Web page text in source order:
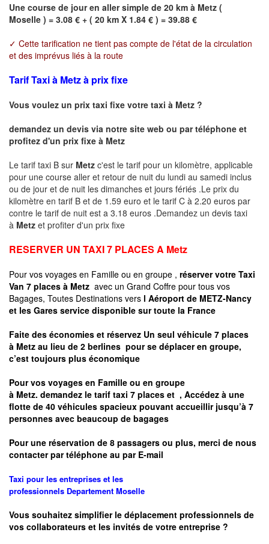
Une course de jour en aller simple de 20 km à Metz (
Moselle ) = 3.08 € + ( 20 km X 1.84 € ) = 39.88 €
✓ Cette tarification ne tient pas compte de l'état de la circulation
et des imprévus liés à la route
Tarif Taxi à Metz à prix fixe
Vous voulez un prix taxi fixe votre taxi à Metz ?
demandez un devis via notre site web ou par téléphone et
profitez d'un prix fixe à Metz
Le tarif taxi B sur Metz c'est le tarif pour un kilomètre, applicable
pour une course aller et retour de nuit du lundi au samedi inclus
ou de jour et de nuit les dimanches et jours fériés .Le prix du
kilomètre en tarif B et de 1.59 euro et le tarif C à 2.20 euros par
contre le tarif de nuit est a 3.18 euros .Demandez un devis taxi
à Metz et profiter d'un prix fixe
RESERVER UN TAXI 7 PLACES A Metz
Pour vos voyages en Famille ou en groupe , réserver votre Taxi
Van 7 places à Metz avec un Grand Coffre pour tous vos
Bagages, Toutes Destinations vers l Aéroport de METZ-Nancy
et les Gares service disponible sur toute la France
Faite des économies et réservez Un seul véhicule 7 places
à Metz au lieu de 2 berlines pour se déplacer en groupe,
c’est toujours plus économique
Pour vos voyages en Famille ou en groupe
à Metz. demandez le tarif taxi 7 places et , Accédez à une
flotte de 40 véhicules spacieux pouvant accueillir jusqu’à 7
personnes avec beaucoup de bagages
Pour une réservation de 8 passagers ou plus, merci de nous
contacter par téléphone au par E-mail
Taxi pour les entreprises et les
professionnels Departement Moselle
Vous souhaitez simplifier le déplacement professionnels de
vos collaborateurs et les invités de votre entreprise ?